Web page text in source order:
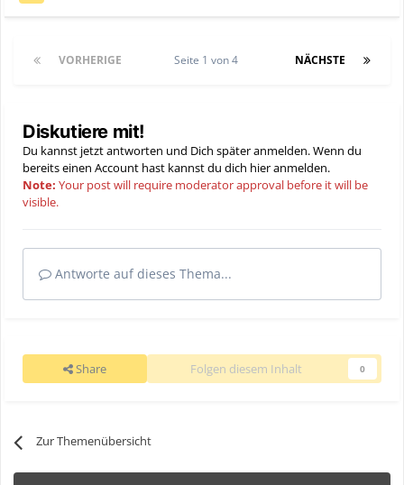
VORHERIGE NÄCHSTE
Seite 1 von 4
Diskutiere mit!
Du kannst jetzt antworten und Dich später anmelden. Wenn du
bereits einen Account hast kannst du dich hieranmelden.
Note: Your post will require moderator approval before it will be
visible.
Antworte auf dieses Thema...
Share Folgen diesem Inhalt 0
Zur Themenübersicht